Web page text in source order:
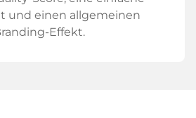
und einen allgemeinen
Effekt.